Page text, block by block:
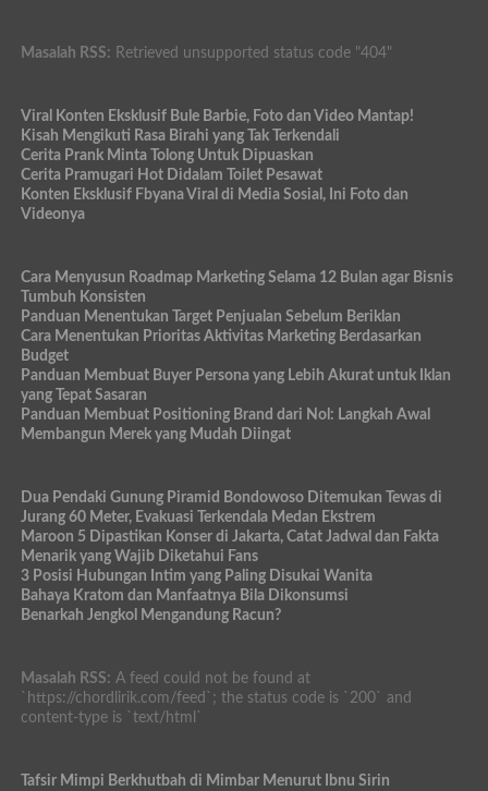
Masalah RSS: Retrieved unsupported status code "404"
Viral Konten Eksklusif Bule Barbie, Foto dan Video Mantap!
Kisah Mengikuti Rasa Birahi yang Tak Terkendali
Cerita Prank Minta Tolong Untuk Dipuaskan
Cerita Pramugari Hot Didalam Toilet Pesawat
Konten Eksklusif Fbyana Viral di Media Sosial, Ini Foto dan
Videonya
Cara Menyusun Roadmap Marketing Selama 12 Bulan agar Bisnis
Tumbuh Konsisten
Panduan Menentukan Target Penjualan Sebelum Beriklan
Cara Menentukan Prioritas Aktivitas Marketing Berdasarkan
Budget
Panduan Membuat Buyer Persona yang Lebih Akurat untuk Iklan
yang Tepat Sasaran
Panduan Membuat Positioning Brand dari Nol: Langkah Awal
Membangun Merek yang Mudah Diingat
Dua Pendaki Gunung Piramid Bondowoso Ditemukan Tewas di
Jurang 60 Meter, Evakuasi Terkendala Medan Ekstrem
Maroon 5 Dipastikan Konser di Jakarta, Catat Jadwal dan Fakta
Menarik yang Wajib Diketahui Fans
3 Posisi Hubungan Intim yang Paling Disukai Wanita
Bahaya Kratom dan Manfaatnya Bila Dikonsumsi
Benarkah Jengkol Mengandung Racun?
Masalah RSS: A feed could not be found at
`https://chordlirik.com/feed`; the status code is `200` and
content-type is `text/html`
Tafsir Mimpi Berkhutbah di Mimbar Menurut Ibnu Sirin